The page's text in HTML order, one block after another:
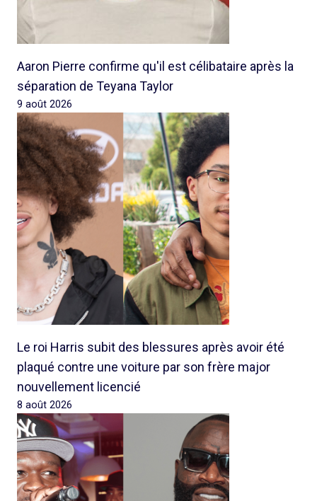
Aaron Pierre confirme qu'il est célibataire après la
séparation de Teyana Taylor
9 août 2026
Le roi Harris subit des blessures après avoir été
plaqué contre une voiture par son frère major
nouvellement licencié
8 août 2026